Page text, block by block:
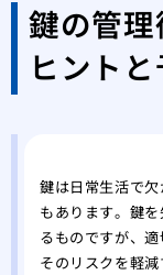
鍵の管
ヒント
鍵は日常生活で
もあります。鍵
るものですが、
そのリスクを軽